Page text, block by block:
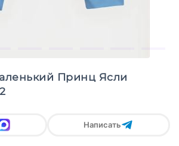
Принц Ясли
Написать